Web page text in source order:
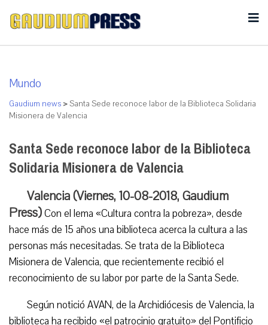
Mundo
Gaudium news >Santa Sede reconoce labor de la Biblioteca Solidaria
Misionera de Valencia
Santa Sede reconoce labor de la Biblioteca
Solidaria Misionera de Valencia
Valencia (Viernes, 10-08-2018, Gaudium
Press)Con el lema «Cultura contra la pobreza», desde
hace más de 15 años una biblioteca acerca la cultura a las
personas más necesitadas. Se trata de la Biblioteca
Misionera de Valencia, que recientemente recibió el
reconocimiento de su labor por parte de la Santa Sede.
Según notició AVAN, de la Archidiócesis de Valencia, la
biblioteca ha recibido «el patrocinio gratuito» del Pontificio